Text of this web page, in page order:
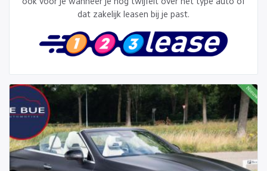
ook voor je wanneer je nog twijfelt over het type auto of
dat zakelijk leasen bij je past.